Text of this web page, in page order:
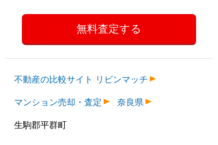
不動産の比較サイト リビンマッチ
マンション売却・査定
奈良県
生駒郡平群町